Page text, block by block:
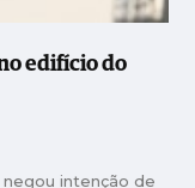
edifício do
intenção de